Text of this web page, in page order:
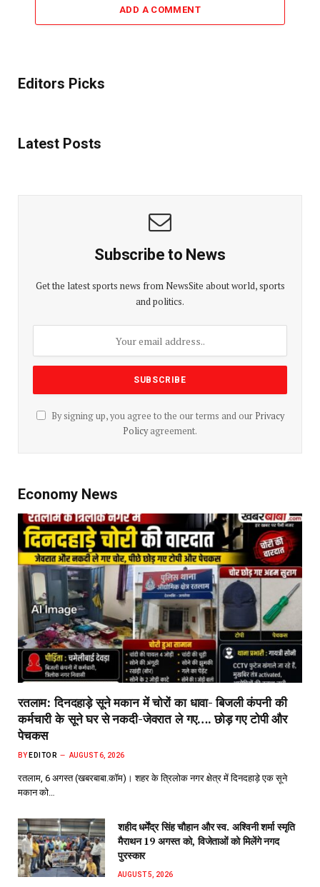
ADD A COMMENT
Editors Picks
Latest Posts
Subscribe to News
Get the latest sports news from NewsSite about world, sports
and politics.
By signing up, you agree to the our terms and our Privacy
Policyagreement.
Economy News
रतलाम: दिनदहाड़े सूने मकान में चोरों का धावा- बिजली कंपनी की
कर्मचारी के सूने घर से नकदी-जेवरात ले गए…. छोड़ गए टोपी और
पेचकस
BY EDITOR AUGUST 6, 2026
रतलाम, 6 अगस्त (खबरबाबा.कॉम)। शहर के त्रिलोक नगर क्षेत्र में दिनदहाड़े एक सूने
मकान को…
शहीद धर्मेंद्र सिंह चौहान और स्व. अश्विनी शर्मा स्मृति
मैराथन 19 अगस्त को, विजेताओं को मिलेंगे नगद
पुरस्कार
AUGUST 5, 2026